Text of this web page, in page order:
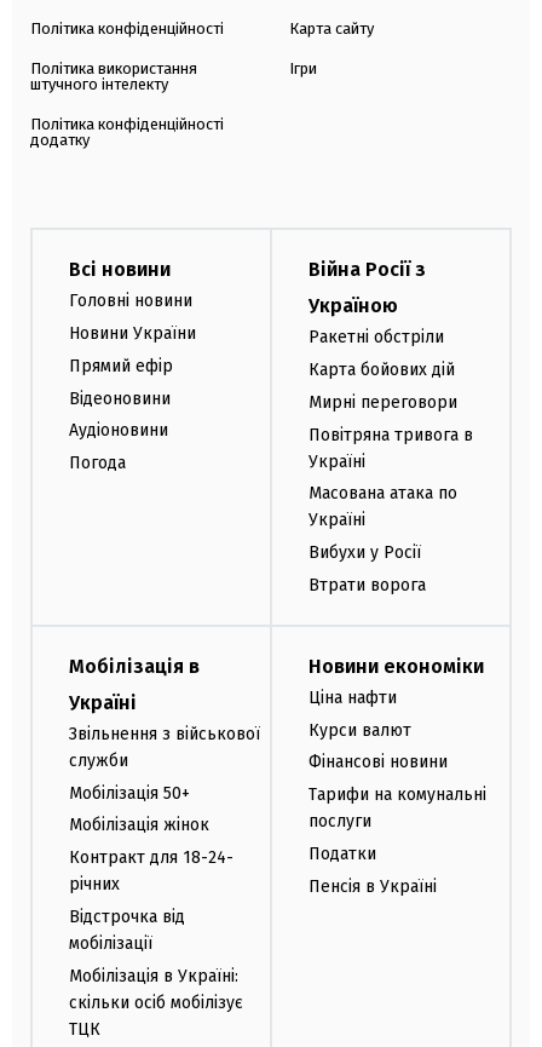
Політика конфіденційності
Політика використання
штучного інтелекту
Політика конфіденційності
додатку
Карта сайту
Ігри
Всі новини
Головні новини
Новини України
Прямий ефір
Відеоновини
Аудіоновини
Погода
Війна Росії з
Україною
Ракетні обстріли
Карта бойових дій
Мирні переговори
Повітряна тривога в
Україні
Масована атака по
Україні
Вибухи у Росії
Втрати ворога
Мобілізація в
Україні
Звільнення з військової
служби
Мобілізація 50+
Мобілізація жінок
Контракт для 18-24-
річних
Відстрочка від
мобілізації
Мобілізація в Україні:
скільки осіб мобілізує
ТЦК
Новини економіки
Ціна нафти
Курси валют
Фінансові новини
Тарифи на комунальні
послуги
Податки
Пенсія в Україні